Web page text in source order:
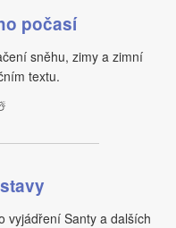
počasí
sněhu, zimy a zimní
textu.
vyjádření Santy a dalších